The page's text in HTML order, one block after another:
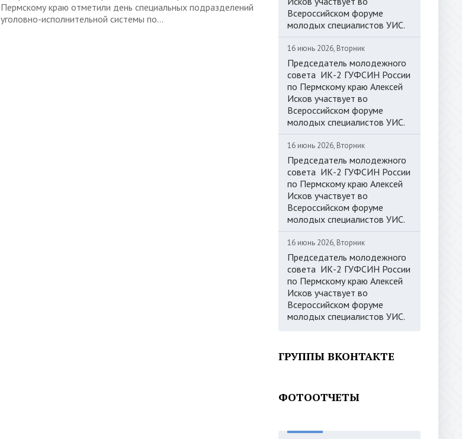
Пермскому краю отметили день специальных подразделений
уголовно-исполнительной системы по...
Всероссийском форуме
молодых специалистов УИС.
16 июнь 2026, Вторник
Председатель молодежного
совета ИК-2 ГУФСИН России
по Пермскому краю Алексей
Исков участвует во
Всероссийском форуме
молодых специалистов УИС.
16 июнь 2026, Вторник
Председатель молодежного
совета ИК-2 ГУФСИН России
по Пермскому краю Алексей
Исков участвует во
Всероссийском форуме
молодых специалистов УИС.
16 июнь 2026, Вторник
Председатель молодежного
совета ИК-2 ГУФСИН России
по Пермскому краю Алексей
Исков участвует во
Всероссийском форуме
молодых специалистов УИС.
ГРУППЫ ВКОНТАКТЕ
ФОТООТЧЕТЫ